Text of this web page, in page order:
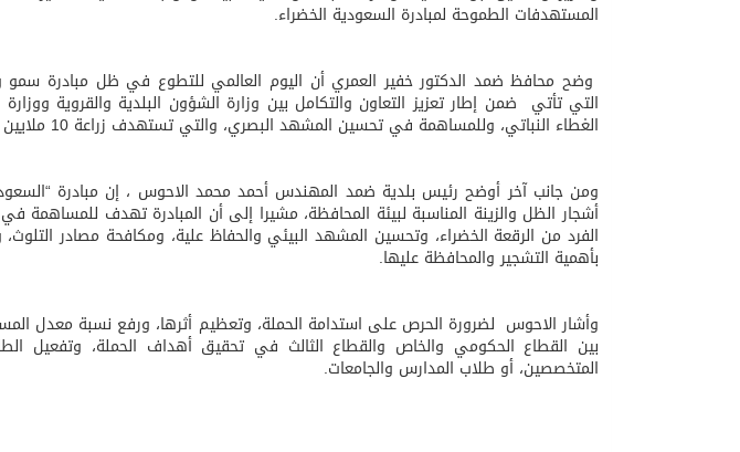
المدرب الكويتي – ماهر يدرب نادي جدة
المستهدفات الطموحة لمبادرة السعودية الخضراء.
وضح محافظ ضمد الدكتور خفير العمري أن اليوم العالمي للتطوع في ظل مبادرة سمو
التي تأتي ضمن إطار تعزيز التعاون والتكامل بين وزارة الشؤون البلدية والقروية ووزارة
الغطاء النباتي، وللمساهمة في تحسين المشهد البصري، والتي تستهدف زراعة 10 ملايين شجرة في جميع مناطق المملكة.
ومن جانب آخر أوضح رئيس بلدية ضمد المهندس أحمد محمد الاحوس ، إن مبادرة
الفرد من الرقعة الخضراء، وتحسین المشھد البیئي والحفاظ علیة، ومكافحة مصادر
بأھمیة التشجیر والمحافظة علیھا.
وأشار الاحوس لضرورة الحرص على استدامة الحملة، وتعظیم أثرھا، ورفع نسبة معدل
بين القطاع الحكومي والخاص والقطاع الثالث في تحقیق أھداف الحملة، وتفعیل
المتخصصین، أو طلاب المدارس والجامعات.